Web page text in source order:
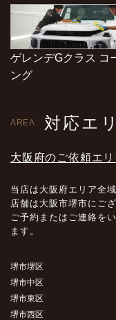
ゲレンデGクラス コ
ング
AREA 対応エ
大阪府のご依頼エリ
当店は大阪府エリア全
店舗は大阪市堺市にご
ご予約またはご連絡を
ます。
堺市堺区
堺市中区
堺市東区
堺市西区